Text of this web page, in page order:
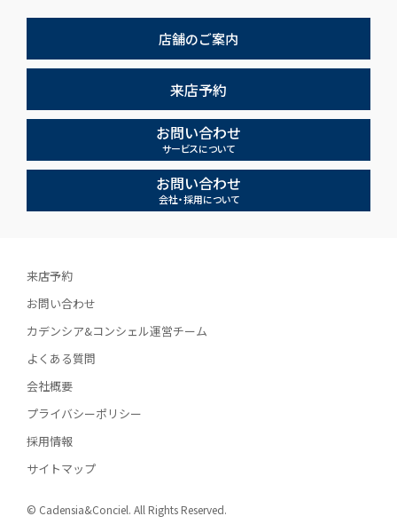
店舗のご案内
来店予約
お問い合わせ
サービスについて
お問い合わせ
会社・採用について
来店予約
お問い合わせ
カデンシア&コンシェル運営チーム
よくある質問
会社概要
プライバシーポリシー
採用情報
サイトマップ
© Cadensia&Conciel. All Rights Reserved.